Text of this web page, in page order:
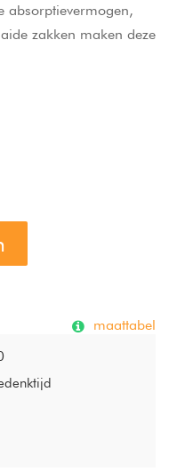
absorptievermogen,
zakken maken deze
sauna. Deze badjas
maattabel